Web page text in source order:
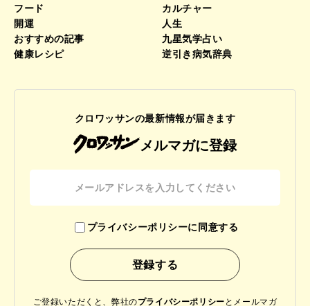
フード
カルチャー
開運
人生
おすすめの記事
九星気学占い
健康レシピ
逆引き病気辞典
クロワッサンの最新情報が届きます
メルマガに登録
プライバシーポリシーに同意する
ご登録いただくと、弊社のプライバシーポリシー と メールマガ